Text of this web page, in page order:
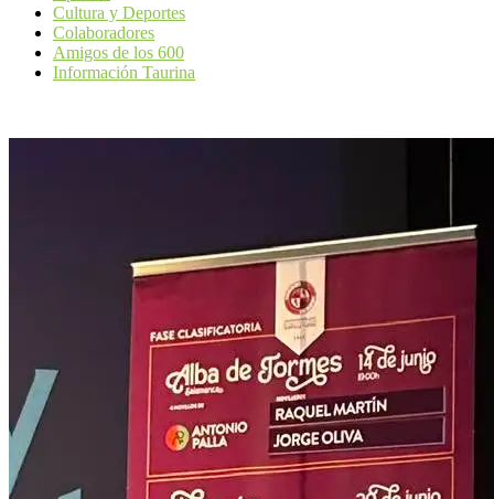
Cultura y Deportes
Colaboradores
Amigos de los 600
Información Taurina